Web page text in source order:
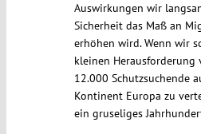
Auswirkungen wir
Sicherheit das Maß an
erhöhen wird. Wenn wir
kleinen Herausforderung
12.000 Schutzsuchende
Kontinent Europa zu
ein gruseliges